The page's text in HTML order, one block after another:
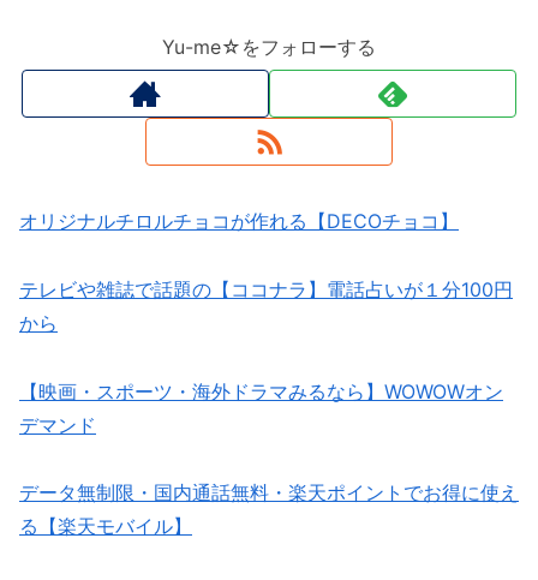
Yu-me☆をフォローする
オリジナルチロルチョコが作れる【DECOチョコ】
テレビや雑誌で話題の【ココナラ】電話占いが１分100円
から
【映画・スポーツ・海外ドラマみるなら】WOWOWオン
デマンド
データ無制限・国内通話無料・楽天ポイントでお得に使え
る【楽天モバイル】